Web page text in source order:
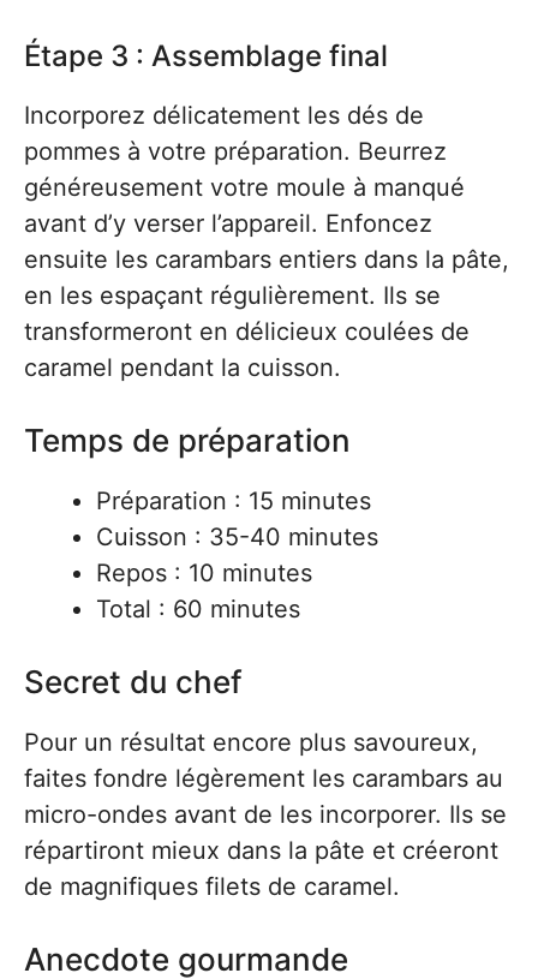
Étape 3 : Assemblage final
Incorporez délicatement les dés de
pommes à votre préparation. Beurrez
généreusement votre moule à manqué
avant d’y verser l’appareil. Enfoncez
ensuite les carambars entiers dans la pâte,
en les espaçant régulièrement. Ils se
transformeront en délicieux coulées de
caramel pendant la cuisson.
Temps de préparation
Préparation : 15 minutes
Cuisson : 35-40 minutes
Repos : 10 minutes
Total : 60 minutes
Secret du chef
Pour un résultat encore plus savoureux,
faites fondre légèrement les carambars au
micro-ondes avant de les incorporer. Ils se
répartiront mieux dans la pâte et créeront
de magnifiques filets de caramel.
Anecdote gourmande